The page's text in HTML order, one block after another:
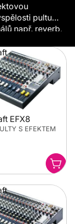
pultu
např. reverb,
EFX8
S EFEKTEM